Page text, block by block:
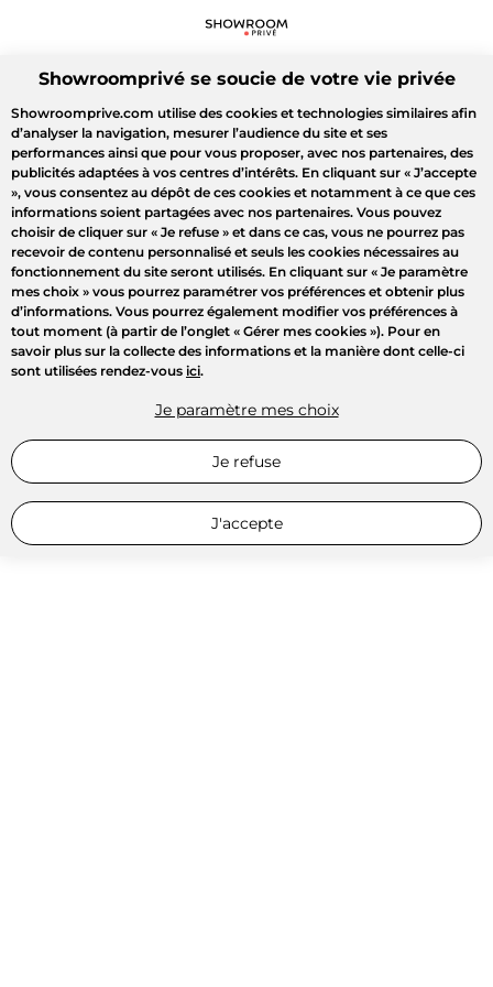
Showroomprivé se soucie de votre vie privée
Showroomprive.com utilise des cookies et technologies similaires afin
d’analyser la navigation, mesurer l’audience du site et ses
performances ainsi que pour vous proposer, avec nos partenaires, des
publicités adaptées à vos centres d’intérêts. En cliquant sur « J’accepte
», vous consentez au dépôt de ces cookies et notamment à ce que ces
informations soient partagées avec nos partenaires. Vous pouvez
choisir de cliquer sur « Je refuse » et dans ce cas, vous ne pourrez pas
recevoir de contenu personnalisé et seuls les cookies nécessaires au
fonctionnement du site seront utilisés. En cliquant sur « Je paramètre
mes choix » vous pourrez paramétrer vos préférences et obtenir plus
d’informations. Vous pourrez également modifier vos préférences à
tout moment (à partir de l’onglet « Gérer mes cookies »). Pour en
savoir plus sur la collecte des informations et la manière dont celle-ci
sont utilisées rendez-vous ici.
Je paramètre mes choix
Je refuse
J'accepte